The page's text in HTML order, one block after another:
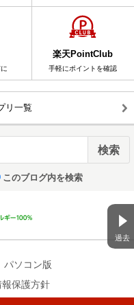
過去
楽天PointClub
手軽にポイントを確認
リ一覧
このブログ内を検索
パソコン版
保護方針